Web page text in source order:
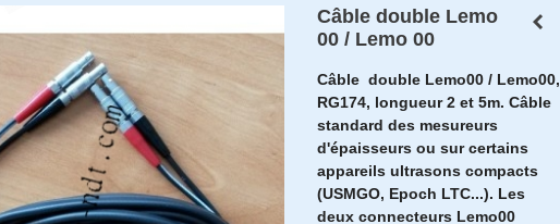
Câble double Lemo
00 / Lemo 00
Câble double Lemo00 / Lemo00,
RG174, longueur 2 et 5m. Câble
standard des mesureurs
d'épaisseurs ou sur certains
appareils ultrasons compacts
(USMGO, Epoch LTC...). Les
deux connecteurs Lemo00